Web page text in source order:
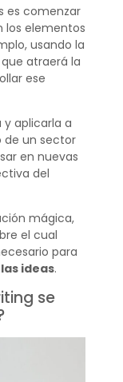
es comenzar
los elementos
usando la
atraerá la
ese
aplicarla a
de un sector
en nuevas
del
mágica,
el cual
para
ideas.
se